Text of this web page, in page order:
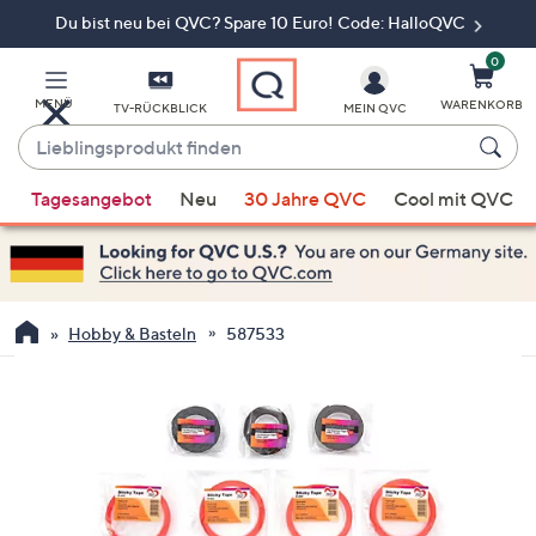
Du bist neu bei QVC? Spare 10 Euro! Code: HalloQVC
MENÜ TV-RÜCKBLICK
Lieblingsprodukt
finden
Vorschläge
verfügbar
sind,
verwenden
Sie
MEIN QVC
0
WARENKORB
Tagesangebot Neu 30 Jahre QVC Cool mit QVC
Hobby & Basteln 587533